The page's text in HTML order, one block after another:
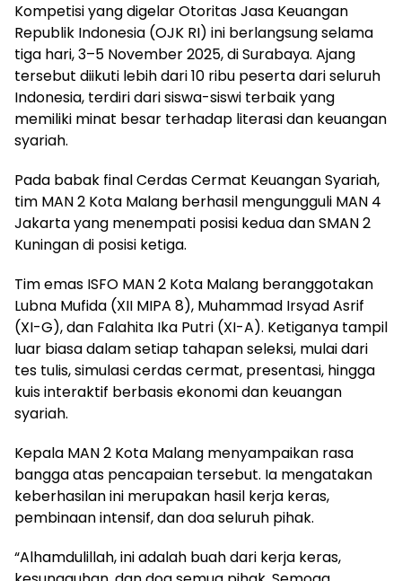
Kompetisi yang digelar Otoritas Jasa Keuangan
Republik Indonesia (OJK RI) ini berlangsung selama
tiga hari, 3–5 November 2025, di Surabaya. Ajang
tersebut diikuti lebih dari 10 ribu peserta dari seluruh
Indonesia, terdiri dari siswa-siswi terbaik yang
memiliki minat besar terhadap literasi dan keuangan
syariah.
Pada babak final Cerdas Cermat Keuangan Syariah,
tim MAN 2 Kota Malang berhasil mengungguli MAN 4
Jakarta yang menempati posisi kedua dan SMAN 2
Kuningan di posisi ketiga.
Tim emas ISFO MAN 2 Kota Malang beranggotakan
Lubna Mufida (XII MIPA 8), Muhammad Irsyad Asrif
(XI-G), dan Falahita Ika Putri (XI-A). Ketiganya tampil
luar biasa dalam setiap tahapan seleksi, mulai dari
tes tulis, simulasi cerdas cermat, presentasi, hingga
kuis interaktif berbasis ekonomi dan keuangan
syariah.
Kepala MAN 2 Kota Malang menyampaikan rasa
bangga atas pencapaian tersebut. Ia mengatakan
keberhasilan ini merupakan hasil kerja keras,
pembinaan intensif, dan doa seluruh pihak.
“Alhamdulillah, ini adalah buah dari kerja keras,